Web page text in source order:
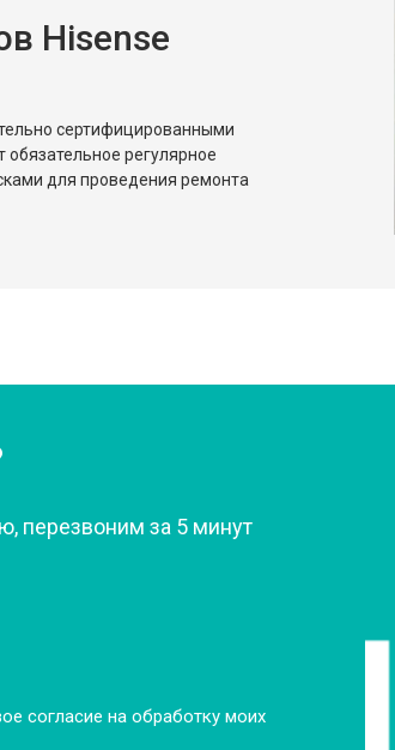
Hisense
сертифицированными
регулярное
для проведения ремонта
перезвоним за 5 минут
согласие на обработку моих